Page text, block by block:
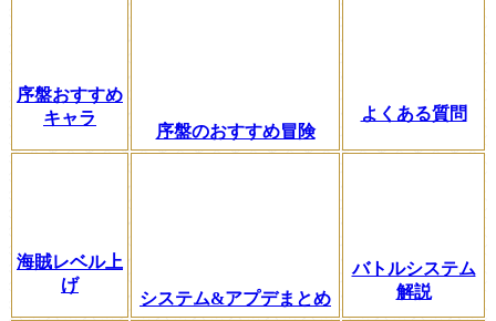
序盤おすすめ
キャラ
序盤のおすすめ冒険
よくある質問
海賊レベル上
げ
システム&アプデまとめ
バトルシステム
解説